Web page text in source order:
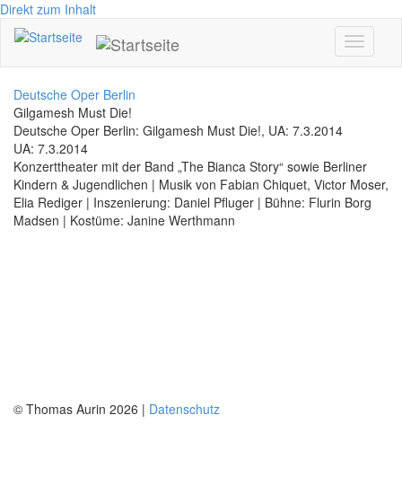
Direkt zum Inhalt
Toggle
Deutsche Oper Berlin
Gilgamesh Must Die!
Deutsche Oper Berlin: Gilgamesh Must Die!, UA: 7.3.2014
UA: 7.3.2014
Konzerttheater mit der Band „The Bianca Story“ sowie Berliner
Kindern & Jugendlichen | Musik von Fabian Chiquet, Victor Moser,
Elia Rediger | Inszenierung: Daniel Pfluger | Bühne: Flurin Borg
Madsen | Kostüme: Janine Werthmann
© Thomas Aurin 2026 | Datenschutz